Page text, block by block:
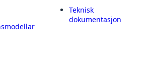
Teknisk
dokumentasjon